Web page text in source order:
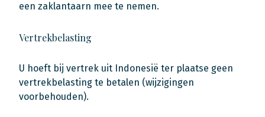
een zaklantaarn mee te nemen.
Vertrekbelasting
U hoeft bij vertrek uit Indonesië ter plaatse geen
vertrekbelasting te betalen (wijzigingen
voorbehouden).